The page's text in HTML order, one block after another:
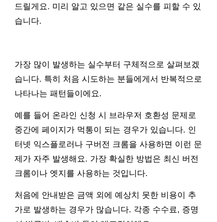
드릴게요. 미리 알고 있으면 같은 실수를 피할 수 있
습니다.
가장 많이 발생하는 실수부터 구체적으로 살펴보겠
습니다. 특히 처음 시도하는 분들에게서 반복적으로
나타나는 패턴들이에요.
예를 들어 온라인 신청 시 브라우저 호환성 문제로
중간에 페이지가 먹통이 되는 경우가 있습니다. 인
터넷 익스플로러나 구버전 크롬을 사용하면 이런 문
제가 자주 발생해요. 가장 확실한 방법은 최신 버전
크롬이나 엣지를 사용하는 것입니다.
처음에 안내받은 금액 외에 예상치 못한 비용이 추
가로 발생하는 경우가 많습니다. 각종 수수료, 증명